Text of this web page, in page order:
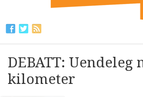
DEBATT: Uendeleg
kilometer